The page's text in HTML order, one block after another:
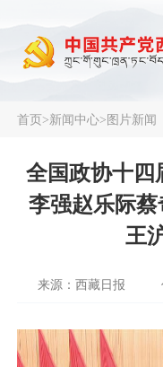
首页>新闻中心>图片新闻
全国政协十四
李强赵乐际
王
来源：西藏日报